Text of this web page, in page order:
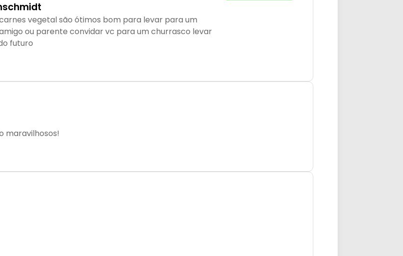
vegetal são ótimos bom para levar para um
ou parente convidar vc para um churrasco levar
futuro
maravilhosos!